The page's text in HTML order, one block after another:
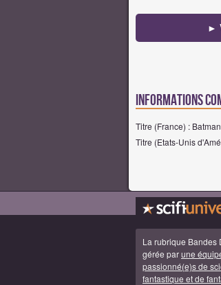
►
Informations
Titre (France) :
Titre (Etats-Unis
La rubrique Bandes
gérée parune
passionné(e)s de
fantastique et de